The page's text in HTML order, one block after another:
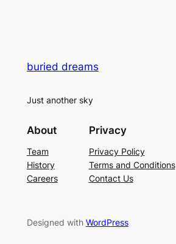
buried dreams
Just another sky
About
Team
History
Careers
Privacy
Privacy Policy
Terms and Conditions
Contact Us
Designed with WordPress